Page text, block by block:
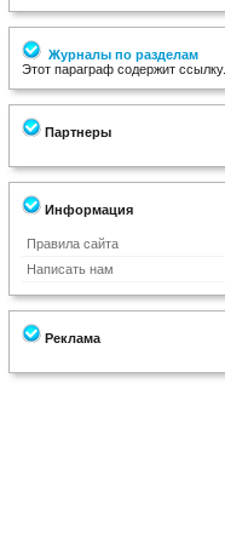
Журналы по разделам
Этот параграф содержит ссылку.
Партнеры
Информация
Правила сайта
Написать нам
Реклама